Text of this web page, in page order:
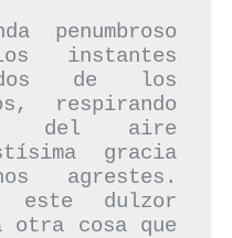
instantes
de los
respirando
del aire
gracia
agrestes.
este dulzor
otra cosa que